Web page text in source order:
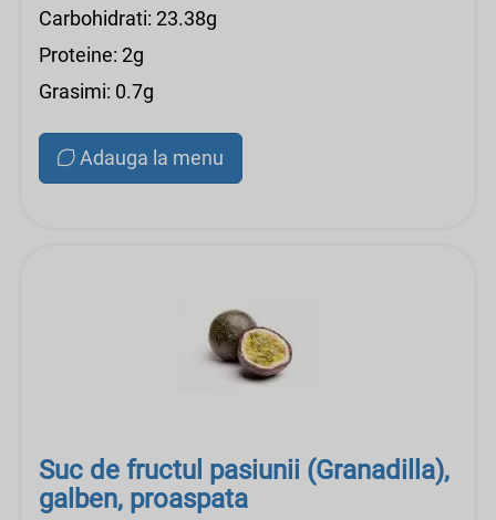
Carbohidrati: 23.38g
Proteine: 2g
Grasimi: 0.7g
Adauga la menu
Suc de fructul pasiunii (Granadilla),
galben, proaspata